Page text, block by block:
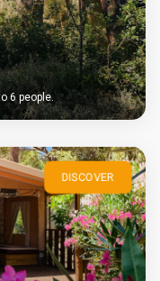
6 people.
DISCOVER